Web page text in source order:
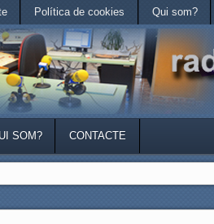
Política de cookies Qui som?
SOM? CONTACTE